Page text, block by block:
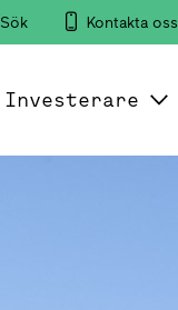
Sök Kontakta oss
Investerare